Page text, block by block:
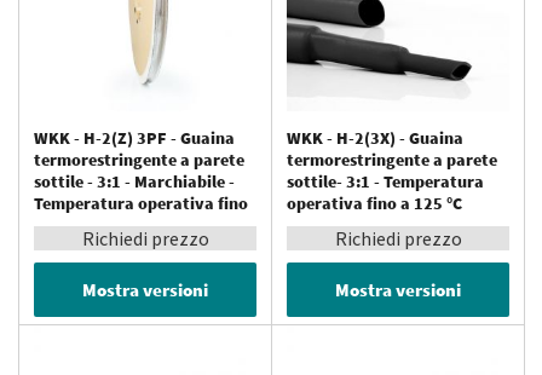
WKK - H-2(Z) 3PF - Guaina
termorestringente a parete
sottile - 3:1 - Marchiabile -
Temperatura operativa fino
a 125 °C
Richiedi prezzo
Mostra versioni
WKK - H-2(3X) - Guaina
termorestringente a parete
sottile- 3:1 - Temperatura
operativa fino a 125 °C
Richiedi prezzo
Mostra versioni